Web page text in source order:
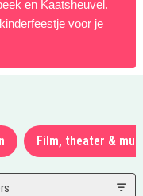
en Kaatsheuvel.
voor je
Film, theater &